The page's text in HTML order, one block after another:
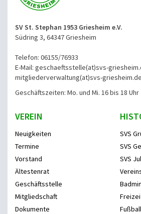
SV St. Stephan 1953 Griesheim e.V.
Südring 3, 64347 Griesheim
Telefon: 06155/76933
E-Mail: geschaeftsstelle(at)svs-
mitgliederverwaltung(at)svs-griesheim.de
Geschäftszeiten: Mo. und Mi. 16 bis 18 Uhr
VEREIN
Neuigkeiten
Termine
Vorstand
Ältestenrat
Geschäftsstelle
Mitgliedschaft
Dokumente
SVS
SVS
SVS
Fußball